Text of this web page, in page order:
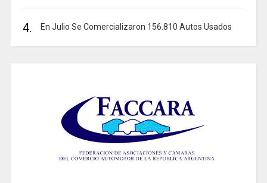
4. En Julio Se Comercializaron 156.810 Autos Usados